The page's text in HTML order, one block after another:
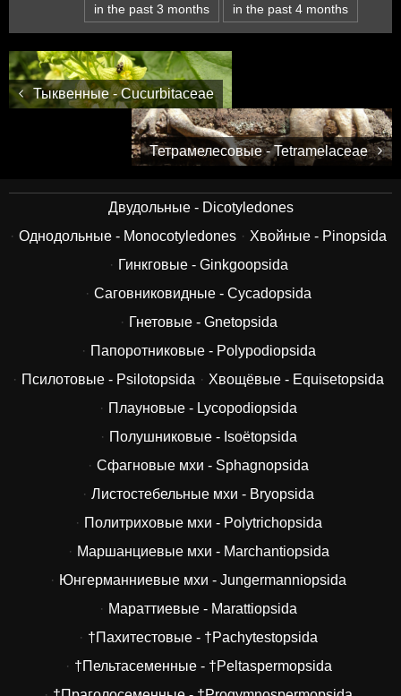
in the past 3 months in the past 4 months
Тыквенные - Cucurbitaceae
Тетрамелесовые - Tetramelaceae
Двудольные - Dicotyledones
Однодольные - Monocotyledones
Хвойные - Pinopsida
Гинкговые - Ginkgoopsida
Саговниковидные - Cycadopsida
Гнетовые - Gnetopsida
Папоротниковые - Polypodiopsida
Псилотовые - Psilotopsida
Хвощёвые - Equisetopsida
Плауновые - Lycopodiopsida
Полушниковые - Isoëtopsida
Сфагновые мхи - Sphagnopsida
Листостебельные мхи - Bryopsida
Политриховые мхи - Polytrichopsida
Маршанциевые мхи - Marchantiopsida
Юнгерманниевые мхи - Jungermanniopsida
Мараттиевые - Marattiopsida
†Пахитестовые - †Pachytestopsida
†Пельтасеменные - †Peltaspermopsida